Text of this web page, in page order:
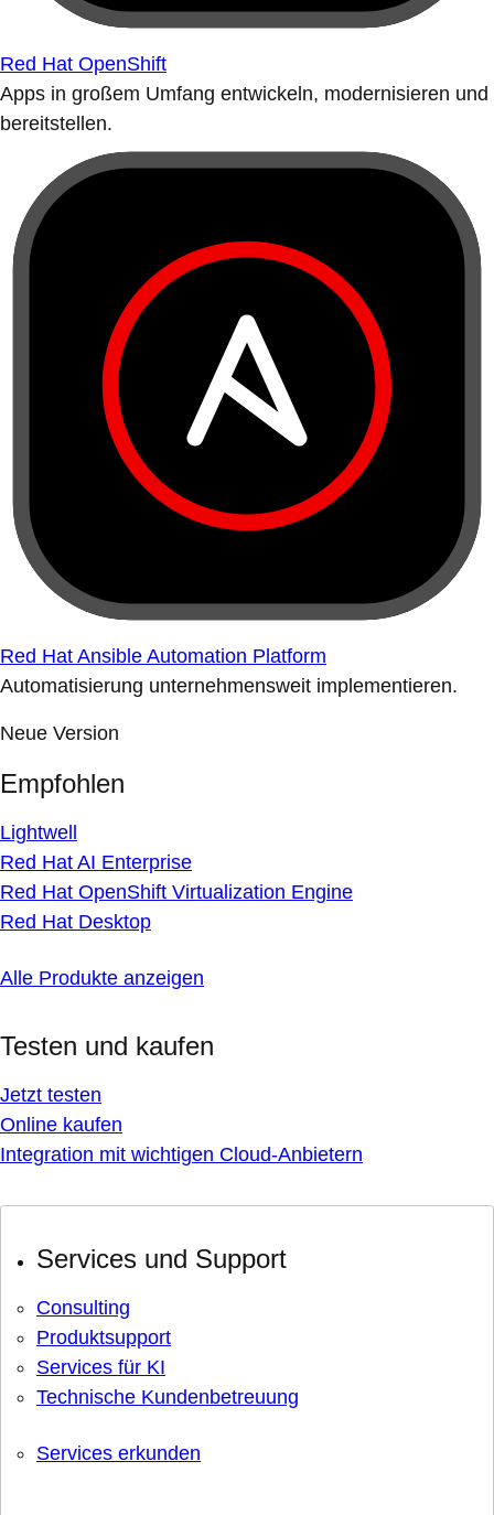
Red Hat OpenShift
Apps in großem Umfang entwickeln, modernisieren und
bereitstellen.
Red Hat Ansible Automation Platform
Automatisierung unternehmensweit implementieren.
Neue Version
Empfohlen
Lightwell
Red Hat AI Enterprise
Red Hat OpenShift Virtualization Engine
Red Hat Desktop
Alle Produkte anzeigen
Testen und kaufen
Jetzt testen
Online kaufen
Integration mit wichtigen Cloud-Anbietern
Services und Support
Consulting
Produktsupport
Services für KI
Technische Kundenbetreuung
Services erkunden